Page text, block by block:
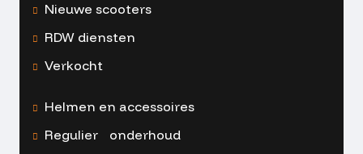
Nieuwe scooters
RDW diensten
Verkocht
Helmen en accessoires
Regulier onderhoud